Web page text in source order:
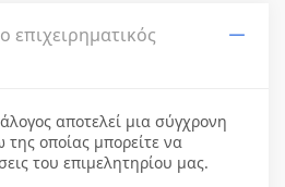
επιχειρηματικός
αποτελεί μια σύγχρονη
οποίας μπορείτε να
του επιμελητηρίου μας.